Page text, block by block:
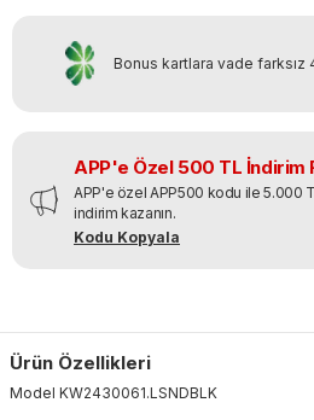
Bonus kartlara vade farksız
APP'e Özel 500 TL İndirim
APP'e özel APP500 kodu ile 5.000
indirim kazanın.
Kodu Kopyala
Ürün Özellikleri
Model KW2430061.LSNDBLK